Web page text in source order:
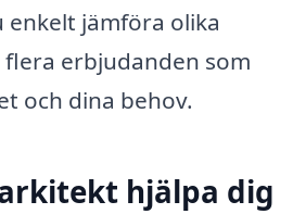
jämföra olika
erbjudanden som
och dina behov.
hjälpa dig